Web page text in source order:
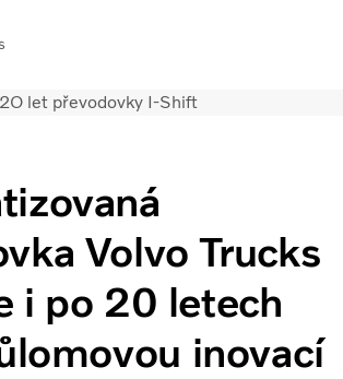
Klub řidičů
Přihlášení k Volvo
2O let převodovky I-Shift
Volvo Trucks
i po 20 letech
inovací